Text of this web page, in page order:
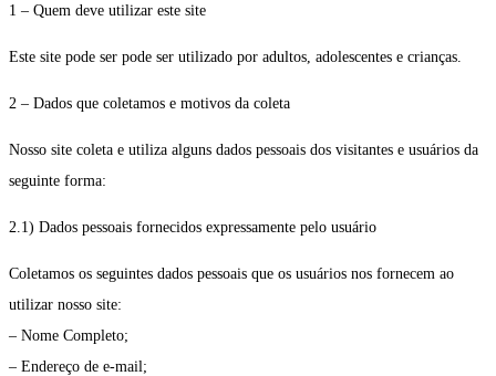
1 – Quem deve utilizar este site
Este site pode ser pode ser utilizado por adultos, adolescentes e crianças.
2 – Dados que coletamos e motivos da coleta
Nosso site coleta e utiliza alguns dados pessoais dos visitantes e usuários da
seguinte forma:
2.1) Dados pessoais fornecidos expressamente pelo usuário
Coletamos os seguintes dados pessoais que os usuários nos fornecem ao
utilizar nosso site:
– Nome Completo;
– Endereço de e-mail;